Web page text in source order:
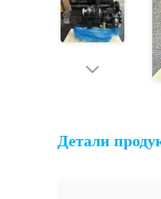
Детали